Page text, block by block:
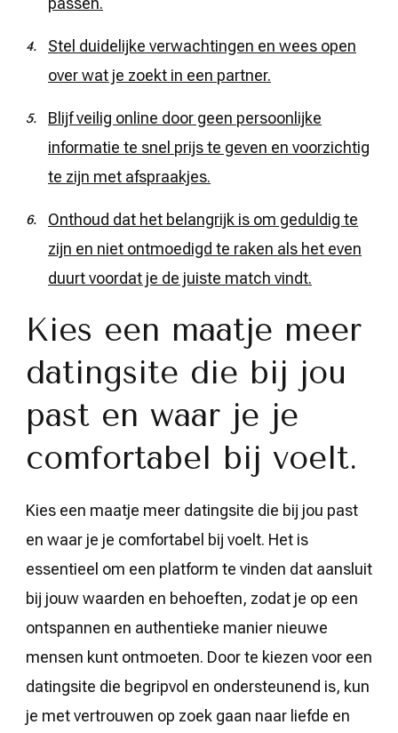
Stel duidelijke verwachtingen en wees open
over wat je zoekt in een partner.
Blijf veilig online door geen persoonlijke
informatie te snel prijs te geven en voorzichtig
te zijn met afspraakjes.
Onthoud dat het belangrijk is om geduldig te
zijn en niet ontmoedigd te raken als het even
duurt voordat je de juiste match vindt.
Kies een maatje meer
datingsite die bij jou
past en waar je je
comfortabel bij voelt.
Kies een maatje meer datingsite die bij jou past
en waar je je comfortabel bij voelt. Het is
essentieel om een platform te vinden dat aansluit
bij jouw waarden en behoeften, zodat je op een
ontspannen en authentieke manier nieuwe
mensen kunt ontmoeten. Door te kiezen voor een
datingsite die begripvol en ondersteunend is, kun
je met vertrouwen op zoek gaan naar liefde en